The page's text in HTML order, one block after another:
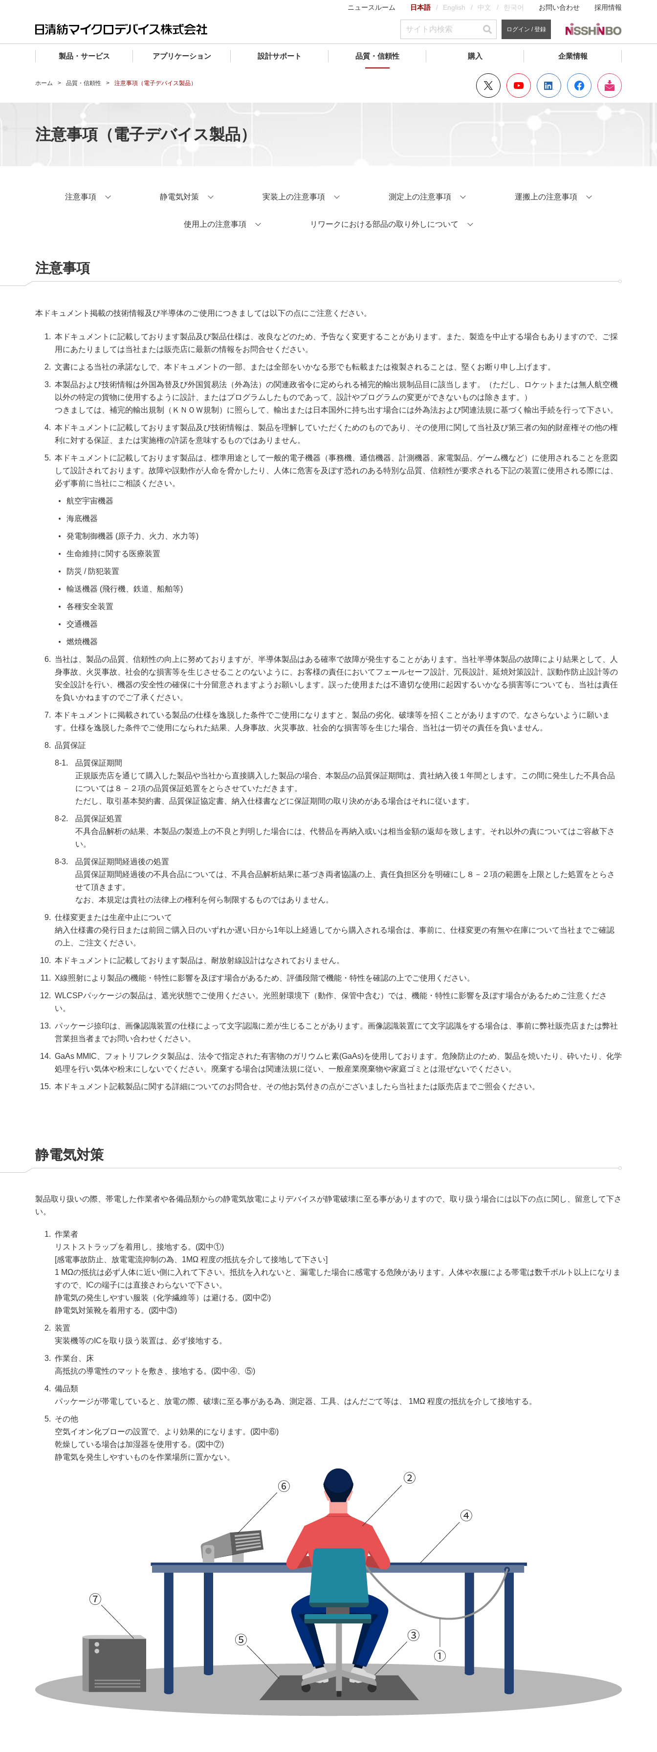
ニュースルーム 日本語 English 中文 한국어 お問い合わせ 採用情報
ログイン / 登録
製品・サービス
電子デバイス製品
マイクロ波製品
ファウンドリサービス
MUSESオフィシャルWebサイト
アプリケーション
品質グレード (電子デバイス製品)
車載機器向けIC
産業機器向けIC
設計サポート
電子デバイス製品
マイクロ波製品
品質・信頼性
品質方針・マネジメントシステム
電子デバイス製品
マイクロ波製品
購入
電子デバイス製品
マイクロ波製品
企業情報
トップメッセージ
企業理念
会社概要
IR情報
早わかり日清紡マイクロデバイス
ホーム 品質・信頼性 注意事項（電子デバイス製品）
注意事項（電子デバイス製品）
注意事項 静電気対策 実装上の注意事項 測定上の注意事項 運搬上の注意事項
使用上の注意事項 リワークにおける部品の取り外しについて
注意事項
本ドキュメント掲載の技術情報及び半導体のご使用につきましては以下の点にご注意ください。
本ドキュメントに記載しております製品及び製品仕様は、改良などのため、予告なく変更することがあります。また、製造を中止する場合もありますので、ご採
用にあたりましては当社または販売店に最新の情報をお問合せください。
文書による当社の承諾なしで、本ドキュメントの一部、または全部をいかなる形でも転載または複製されることは、堅くお断り申し上げます。
本製品および技術情報は外国為替及び外国貿易法（外為法）の関連政省令に定められる補完的輸出規制品目に該当します。（ただし、ロケットまたは無人航空機
以外の特定の貨物に使用するように設計、またはプログラムしたものであって、設計やプログラムの変更ができないものは除きます。）
つきましては、補完的輸出規制（ＫＮＯＷ規制）に照らして、輸出または日本国外に持ち出す場合には外為法および関連法規に基づく輸出手続を行って下さい。
本ドキュメントに記載しております製品及び技術情報は、製品を理解していただくためのものであり、その使用に関して当社及び第三者の知的財産権その他の権
利に対する保証、または実施権の許諾を意味するものではありません。
本ドキュメントに記載しております製品は、標準用途として一般的電子機器（事務機、通信機器、計測機器、家電製品、ゲーム機など）に使用されることを意図
して設計されております。故障や誤動作が人命を脅かしたり、人体に危害を及ぼす恐れのある特別な品質、信頼性が要求される下記の装置に使用される際には、
必ず事前に当社にご相談ください。
航空宇宙機器
海底機器
発電制御機器 (原子力、火力、水力等)
生命維持に関する医療装置
防災 / 防犯装置
輸送機器 (飛行機、鉄道、船舶等)
各種安全装置
交通機器
燃焼機器
当社は、製品の品質、信頼性の向上に努めておりますが、半導体製品はある確率で故障が発生することがあります。当社半導体製品の故障により結果として、人
身事故、火災事故、社会的な損害等を生じさせることのないように、お客様の責任においてフェールセーフ設計、冗長設計、延焼対策設計、誤動作防止設計等の
安全設計を行い、機器の安全性の確保に十分留意されますようお願いします。誤った使用または不適切な使用に起因するいかなる損害等についても、当社は責任
を負いかねますのでご了承ください。
本ドキュメントに掲載されている製品の仕様を逸脱した条件でご使用になりますと、製品の劣化、破壊等を招くことがありますので、なさらないように願いま
す。仕様を逸脱した条件でご使用になられた結果、人身事故、火災事故、社会的な損害等を生じた場合、当社は一切その責任を負いません。
品質保証
8-1.
品質保証期間
正規販売店を通じて購入した製品や当社から直接購入した製品の場合、本製品の品質保証期間は、貴社納入後１年間とします。この間に発生した不具合品
については８－２項の品質保証処置をとらさせていただきます。
ただし、取引基本契約書、品質保証協定書、納入仕様書などに保証期間の取り決めがある場合はそれに従います。
8-2.
品質保証処置
不具合品解析の結果、本製品の製造上の不良と判明した場合には、代替品を再納入或いは相当金額の返却を致します。それ以外の責についてはご容赦下さ
い。
8-3.
品質保証期間経過後の処置
品質保証期間経過後の不具合品については、不具合品解析結果に基づき両者協議の上、責任負担区分を明確にし８－２項の範囲を上限とした処置をとらさ
せて頂きます。
なお、本規定は貴社の法律上の権利を何ら制限するものではありません。
仕様変更または生産中止について
納入仕様書の発行日または前回ご購入日のいずれか遅い日から1年以上経過してから購入される場合は、事前に、仕様変更の有無や在庫について当社までご確認
の上、ご注文ください。
本ドキュメントに記載しております製品は、耐放射線設計はなされておりません。
X線照射により製品の機能・特性に影響を及ぼす場合があるため、評価段階で機能・特性を確認の上でご使用ください。
WLCSPパッケージの製品は、遮光状態でご使用ください。光照射環境下（動作、保管中含む）では、機能・特性に影響を及ぼす場合があるためご注意くださ
い。
パッケージ捺印は、画像認識装置の仕様によって文字認識に差が生じることがあります。画像認識装置にて文字認識をする場合は、事前に弊社販売店または弊社
営業担当者までお問い合わせください。
GaAs MMIC、フォトリフレクタ製品は、法令で指定された有害物のガリウムヒ素(GaAs)を使用しております。危険防止のため、製品を焼いたり、砕いたり、化学
処理を行い気体や粉末にしないでください。廃棄する場合は関連法規に従い、一般産業廃棄物や家庭ゴミとは混ぜないでください。
本ドキュメント記載製品に関する詳細についてのお問合せ、その他お気付きの点がございましたら当社または販売店までご照会ください。
静電気対策
製品取り扱いの際、帯電した作業者や各備品類からの静電気放電によりデバイスが静電破壊に至る事がありますので、取り扱う場合には以下の点に関し、留意して下さ
い。
作業者
リストストラップを着用し、接地する。(図中①)
[感電事故防止、放電電流抑制の為、1MΩ 程度の抵抗を介して接地して下さい]
1 MΩの抵抗は必ず人体に近い側に入れて下さい。抵抗を入れないと、漏電した場合に感電する危険があります。人体や衣服による帯電は数千ボルト以上になりま
すので、ICの端子には直接さわらないで下さい。
静電気の発生しやすい服装（化学繊維等）は避ける。(図中②)
静電気対策靴を着用する。(図中③)
装置
実装機等のICを取り扱う装置は、必ず接地する。
作業台、床
高抵抗の導電性のマットを敷き、接地する。(図中④、⑤)
備品類
パッケージが帯電していると、放電の際、破壊に至る事がある為、測定器、工具、はんだごて等は、 1MΩ 程度の抵抗を介して接地する。
その他
空気イオン化ブローの設置で、より効果的になります。(図中⑥)
乾燥している場合は加湿器を使用する。(図中⑦)
静電気を発生しやすいものを作業場所に置かない。